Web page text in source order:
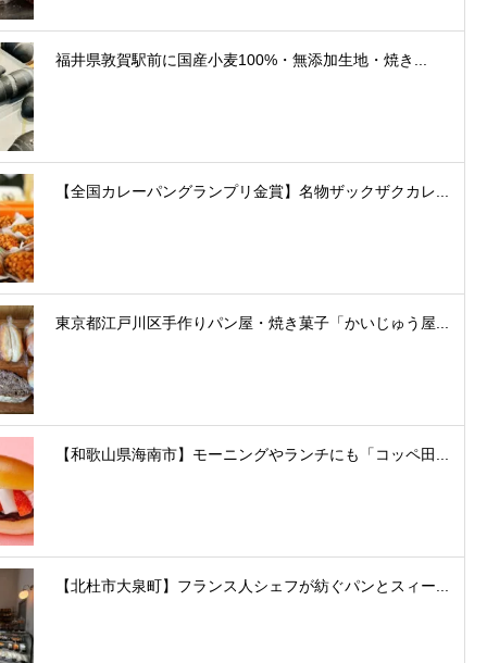
福井県敦賀駅前に国産小麦100%・無添加生地・焼き...
【全国カレーパングランプリ金賞】名物ザックザクカレ...
東京都江戸川区手作りパン屋・焼き菓子「かいじゅう屋...
【和歌山県海南市】モーニングやランチにも「コッペ田...
【北杜市大泉町】フランス人シェフが紡ぐパンとスィー...